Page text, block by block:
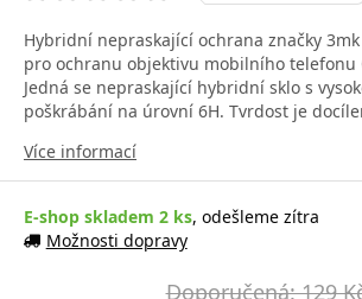
Hybridní nepraskající ochrana značky
pro ochranu objektivu mobilního telefonu
Jedná se nepraskající hybridní sklo s
poškrábání na úrovní 6H. Tvrdost je
Více informací
E-shop skladem 2 ks, odešleme zítra
Možnosti dopravy
Doporučená: 129